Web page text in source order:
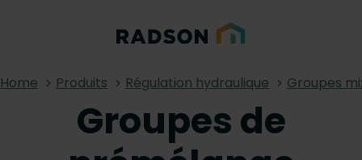
Home Produits Régulation hydraulique Groupes
Groupes de